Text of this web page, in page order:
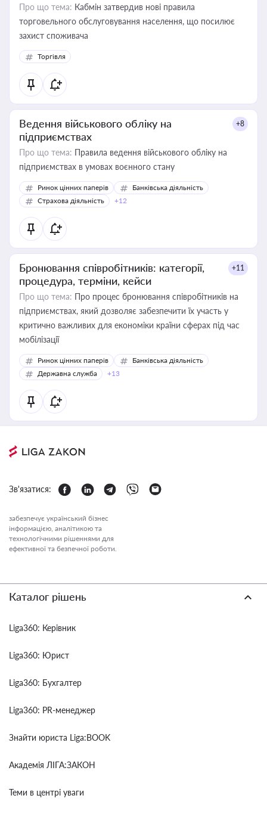
Про що тема: Кабмін затвердив нові правила
торговельного обслуговування населення, що посилює
захист споживача
Торгівля
Ведення військового обліку на
підприємствах
+8
Про що тема: Правила ведення військового обліку на
підприємствах в умовах воєнного стану
Ринок цінних паперів
Банківська діяльність
Страхова діяльність
+12
Бронювання співробітників: категорії,
процедура, терміни, кейси
+11
Про що тема: Про процес бронювання співробітників на
підприємствах, який дозволяє забезпечити їх участь у
критично важливих для економіки країни сферах під час
мобілізації
Ринок цінних паперів
Банківська діяльність
Державна служба
+13
Зв'язатися:
забезпечує український бізнес
інформацією, аналітикою та
технологічними рішеннями для
ефективної та безпечної роботи.
Каталог рішень
Liga360: Керівник
Liga360: Юрист
Liga360: Бухгалтер
Liga360: PR-менеджер
Знайти юриста Liga:BOOK
Академія ЛІГА:ЗАКОН
Теми в центрі уваги